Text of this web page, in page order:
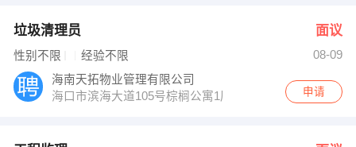
垃圾清理员 面议
性别不限 经验不限
08-09
海南天拓物业管理有限公司
海口市滨海大道105号棕榈公寓1层
申请